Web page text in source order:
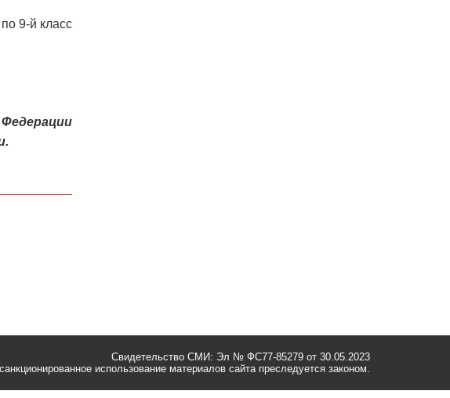
9-й класс
Свидетельство СМИ: Эл № ФС77-85279 от 30.05.2023
использование материалов сайта преследуется законом.